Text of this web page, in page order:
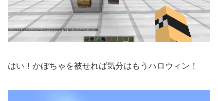
はい！かぼちゃを被せれば気分はもうハロウィン！